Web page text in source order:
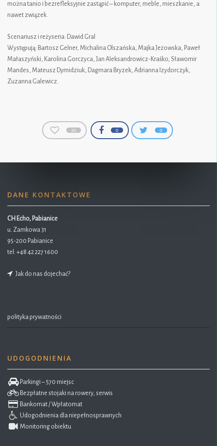
można tanio i bezrefleksyjnie zastąpić – komputer, meble, mieszkanie, a
nawet związek.
Scenariusz i reżyseria: Dawid Gral
Występują: Bartosz Gelner, Michalina Olszańska, Majka Jeżowska, Paweł
Małaszyński, Karolina Gorczyca, Jan Aleksandrowicz-Kraśko, Sławomir
Mandes, Mateusz Dymidziuk, Dagmara Bryzek, Adrianna Izydorczyk,
Zuzanna Galewicz.
20 0 0
DANE KONTAKTOWE
CH Echo, Pabianice
u. Zamkowa 31
95-200 Pabianice
tel: +48 42 227 1600
Jak do nas dojechać?
polityka prywatności
UDOGODNIENIA
Parkingi – 570 miejsc
Bezpłatne stojaki na rowery, serwis
Bankomat / Wpłatomat
Udogodnienia dla niepełnosprawnych
Monitoring obiektu